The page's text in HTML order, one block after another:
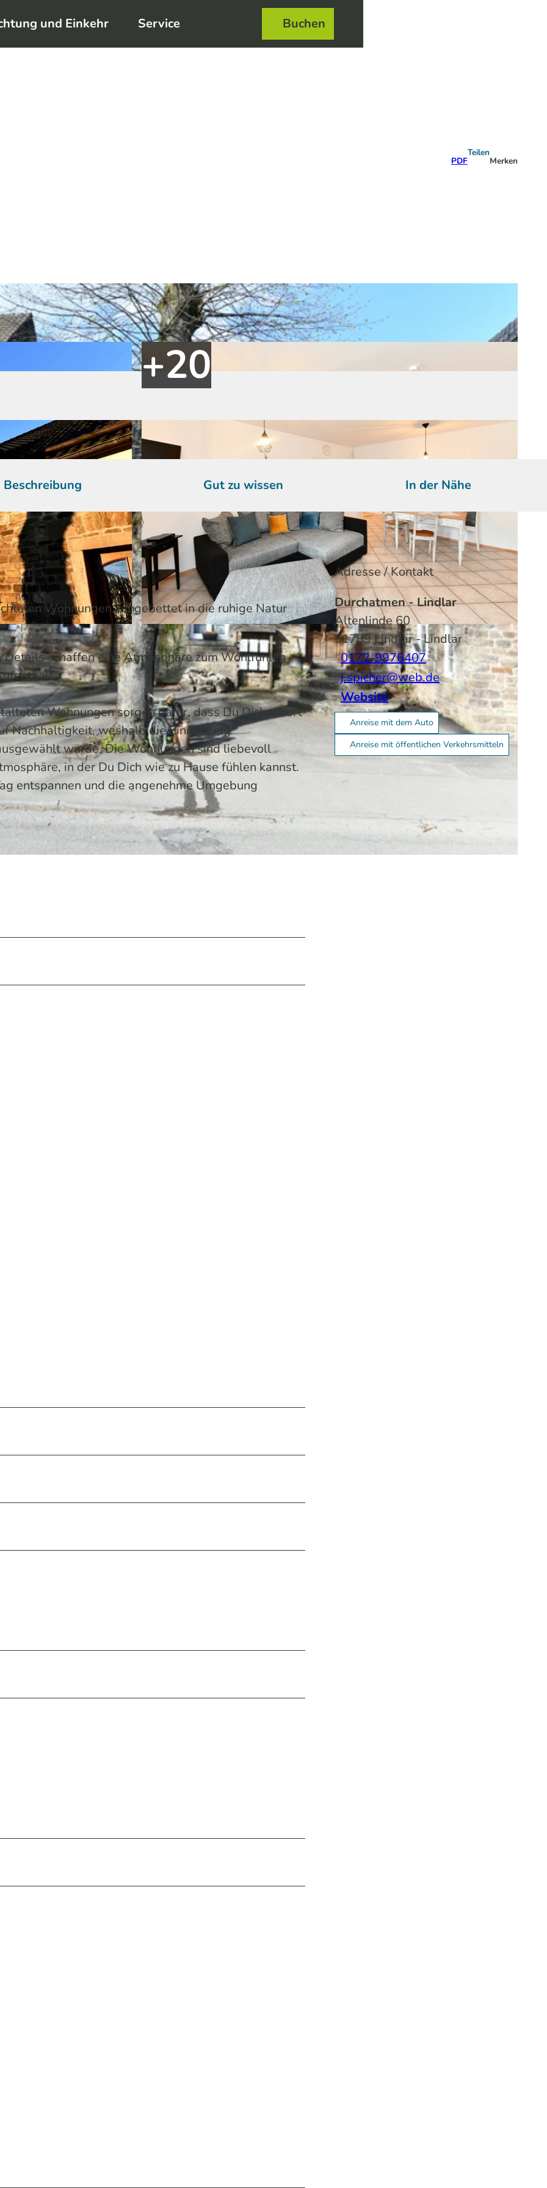
und Einkehr Service Buchen
PDF
Teilen
Merken
© Olaf-Wull Nickel | CC-BY-SA
Beschreibung Gut zu wissen In der Nähe
Wohnungen, eingebettet in die ruhige Natur
schaffen eine Atmosphäre zum Wohlfühlen –
Wohnungen sorgen dafür, dass Du Dich sofort
Nachhaltigkeit, weshalb die Einrichtung
wurde. Die Wohnungen sind liebevoll
in der Du Dich wie zu Hause fühlen kannst.
entspannen und die angenehme Umgebung
Adresse / Kontakt
Durchatmen - Lindlar
Altenlinde 60
51789Lindlar- Lindlar
0172-9976407
j.spicher@web.de
Website
Anreise mit dem Auto
Anreise mit öffentlichen Verkehrsmitteln